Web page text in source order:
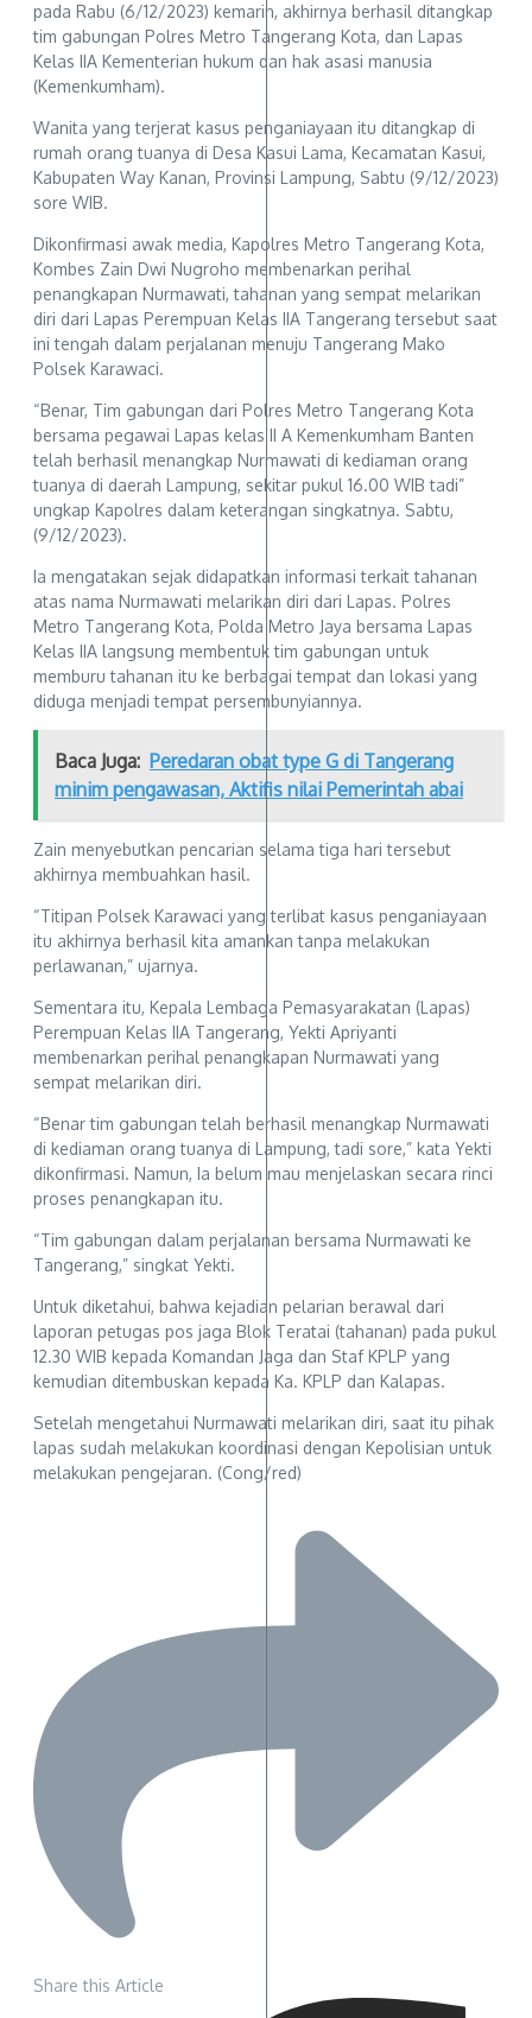
pada Rabu (6/12/2023) kemarin, akhirnya berhasil ditangkap
tim gabungan Polres Metro Tangerang Kota, dan Lapas
Kelas IIA Kementerian hukum dan hak asasi manusia
(Kemenkumham).
Wanita yang terjerat kasus penganiayaan itu ditangkap di
rumah orang tuanya di Desa Kasui Lama, Kecamatan Kasui,
Kabupaten Way Kanan, Provinsi Lampung, Sabtu (9/12/2023)
sore WIB.
Dikonfirmasi awak media, Kapolres Metro Tangerang Kota,
Kombes Zain Dwi Nugroho membenarkan perihal
penangkapan Nurmawati, tahanan yang sempat melarikan
diri dari Lapas Perempuan Kelas IIA Tangerang tersebut saat
ini tengah dalam perjalanan menuju Tangerang Mako
Polsek Karawaci.
“Benar, Tim gabungan dari Polres Metro Tangerang Kota
bersama pegawai Lapas kelas II A Kemenkumham Banten
telah berhasil menangkap Nurmawati di kediaman orang
tuanya di daerah Lampung, sekitar pukul 16.00 WIB tadi”
ungkap Kapolres dalam keterangan singkatnya. Sabtu,
(9/12/2023).
Ia mengatakan sejak didapatkan informasi terkait tahanan
atas nama Nurmawati melarikan diri dari Lapas. Polres
Metro Tangerang Kota, Polda Metro Jaya bersama Lapas
Kelas IIA langsung membentuk tim gabungan untuk
memburu tahanan itu ke berbagai tempat dan lokasi yang
diduga menjadi tempat persembunyiannya.
Baca Juga: Peredaran obat type G di Tangerang
minim pengawasan, Aktifis nilai Pemerintah abai
Zain menyebutkan pencarian selama tiga hari tersebut
akhirnya membuahkan hasil.
“Titipan Polsek Karawaci yang terlibat kasus penganiayaan
itu akhirnya berhasil kita amankan tanpa melakukan
perlawanan,” ujarnya.
Sementara itu, Kepala Lembaga Pemasyarakatan (Lapas)
Perempuan Kelas IIA Tangerang, Yekti Apriyanti
membenarkan perihal penangkapan Nurmawati yang
sempat melarikan diri.
“Benar tim gabungan telah berhasil menangkap Nurmawati
di kediaman orang tuanya di Lampung, tadi sore,” kata Yekti
dikonfirmasi. Namun, Ia belum mau menjelaskan secara rinci
proses penangkapan itu.
“Tim gabungan dalam perjalanan bersama Nurmawati ke
Tangerang,” singkat Yekti.
Untuk diketahui, bahwa kejadian pelarian berawal dari
laporan petugas pos jaga Blok Teratai (tahanan) pada pukul
12.30 WIB kepada Komandan Jaga dan Staf KPLP yang
kemudian ditembuskan kepada Ka. KPLP dan Kalapas.
Setelah mengetahui Nurmawati melarikan diri, saat itu pihak
lapas sudah melakukan koordinasi dengan Kepolisian untuk
melakukan pengejaran. (Cong/red)
Share this Article